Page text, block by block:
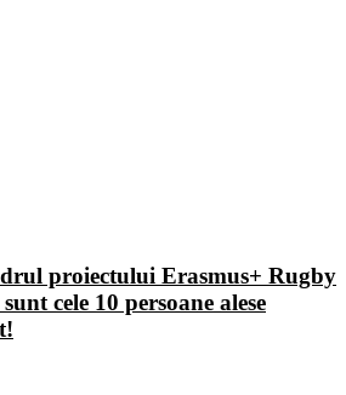
proiectului Erasmus+ Rugby
cele 10 persoane alese